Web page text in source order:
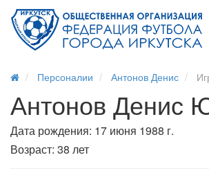
Персоналии Антонов Денис
Антонов Денис
Дата рождения: 17 июня 1988 г.
Возраст: 38 лет